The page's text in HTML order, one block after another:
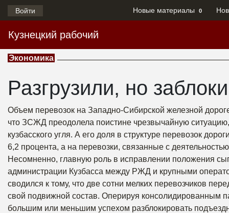
Войти Новые материалы 0
Кузнецкий рабочий
Экономика
Разгрузили, но
Объем перевозок на Западно-Сибирской железной
что ЗСЖД преодолела поистине чрезвычайную
кузбасского угля. А его доля в структуре перевозок
6,2 процента, а на перевозки, связанные с
Несомненно, главную роль в исправлении положения
администрации Кузбасса между РЖД и крупными
сводился к тому, что две сотни мелких перевозчиков
свой подвижной состав. Оперируя консолидированным
большим или меньшим успехом разблокировать